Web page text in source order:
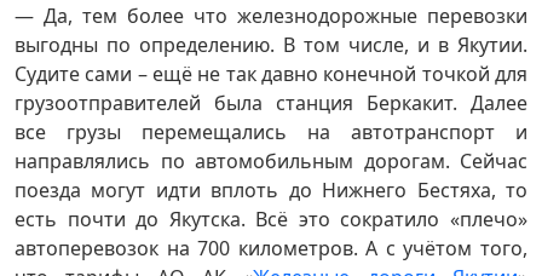
— Да, тем более что железнодорожные перевозки
выгодны по определению. В том числе, и в Якутии.
Судите сами – ещё не так давно конечной точкой для
грузоотправителей была станция Беркакит. Далее
все грузы перемещались на автотранспорт и
направлялись по автомобильным дорогам. Сейчас
поезда могут идти вплоть до Нижнего Бестяха, то
есть почти до Якутска. Всё это сократило «плечо»
автоперевозок на 700 километров. А с учётом того,